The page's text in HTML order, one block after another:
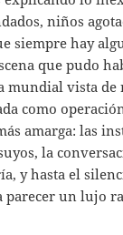
niños
siempre hay
que pudo
mundial vista de
como
amarga: las
la
y hasta el
parecer un lujo